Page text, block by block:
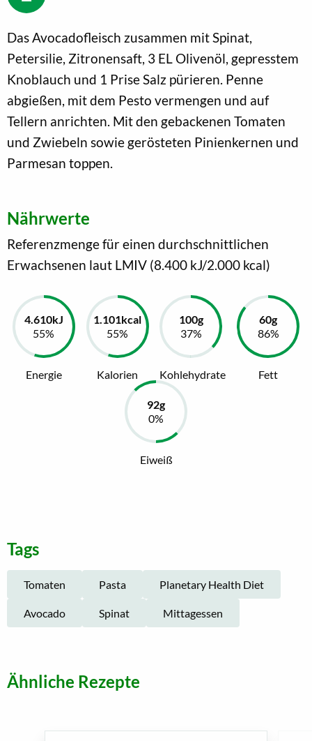
Das Avocadofleisch zusammen mit Spinat,
Petersilie, Zitronensaft, 3 EL Olivenöl, gepresstem
Knoblauch und 1 Prise Salz pürieren. Penne
abgießen, mit dem Pesto vermengen und auf
Tellern anrichten. Mit den gebackenen Tomaten
und Zwiebeln sowie gerösteten Pinienkernen und
Parmesan toppen.
Nährwerte
Referenzmenge für einen durchschnittlichen
Erwachsenen laut LMIV (8.400 kJ/2.000 kcal)
Energie Kalorien Kohlehydrate Fett
Eiweiß
Tags
Tomaten Pasta Planetary Health Diet
Avocado Spinat Mittagessen
Ähnliche Rezepte